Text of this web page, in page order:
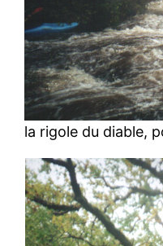
la rigole du diable,